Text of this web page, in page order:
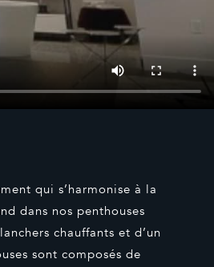
qui s’harmonise à la
dans nos penthouses
chauffants et d’un
sont composés de